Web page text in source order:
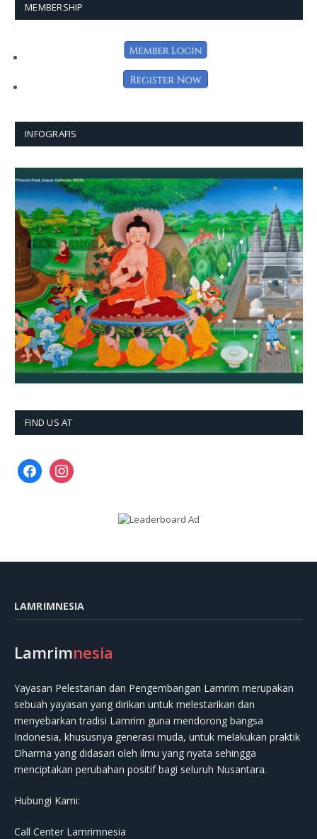
MEMBERSHIP
INFOGRAFIS
FIND US AT
facebookinstagram
LAMRIMNESIA
Lamrimnesia
Yayasan Pelestarian dan Pengembangan Lamrim merupakan
sebuah yayasan yang dirikan untuk melestarikan dan
menyebarkan tradisi Lamrim guna mendorong bangsa
Indonesia, khususnya generasi muda, untuk melakukan praktik
Dharma yang didasari oleh ilmu yang nyata sehingga
menciptakan perubahan positif bagi seluruh Nusantara.
Hubungi Kami:
Call Center Lamrimnesia